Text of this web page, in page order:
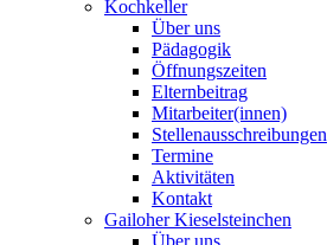
Kochkeller
Über uns
Pädagogik
Öffnungszeiten
Elternbeitrag
Mitarbeiter(innen)
Stellenausschreibungen
Termine
Aktivitäten
Kontakt
Gailoher Kieselsteinchen
Über uns